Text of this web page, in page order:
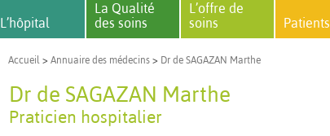
L’hôpital
La Qualité
des soins
L’offre de
soins
Patients
Accueil > Annuaire des médecins > Dr de SAGAZAN Marthe
Dr de SAGAZAN Marthe
Praticien hospitalier